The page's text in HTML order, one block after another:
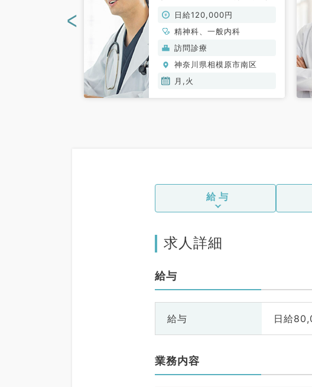
や書類対応・問い合わせ対
応のお仕事です※点滴・注
射等必須（一般内科・精神
科／非常勤）
日給120,000円
精神科、一般内科
訪問診療
神奈川県相模原市南区
月,火
<
給与
求人詳細
給与
給与 日給
業務内容